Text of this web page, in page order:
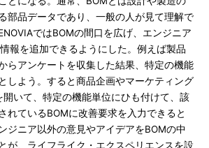
部品データであり、一般の人が見て理解で
ではBOMの間口を広げ、エンジニア
報を追加できるようにした。例えば製品
らアンケートを収集した結果、特定の機能
しよう。すると商品企画やマーケティング
開いて、特定の機能単位にひも付けて、該
れているBOMに改善要求を入力できると
ジニア以外の意見やアイデアをBOMの中
が、ライフライク・エクスペリエンスを設